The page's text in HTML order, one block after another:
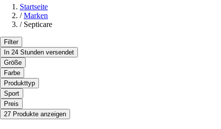
Startseite
/ Marken
/ Septicare
Filter
In 24 Stunden versendet
Größe
Farbe
Produkttyp
Sport
Preis
27 Produkte anzeigen